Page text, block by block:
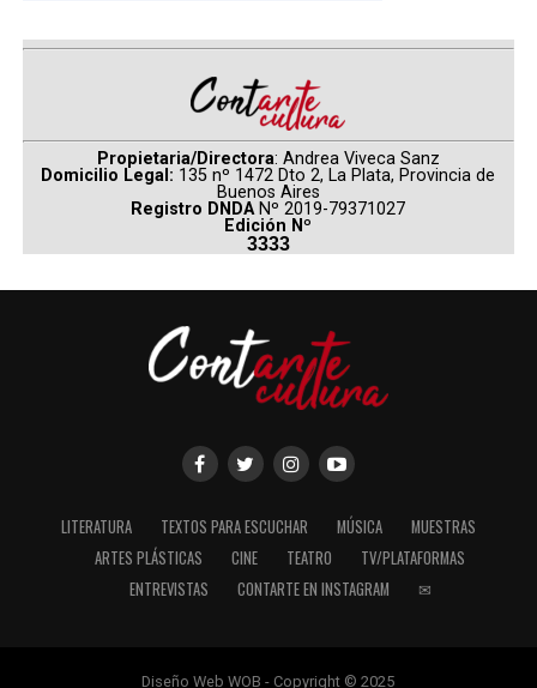
Propietaria/Directora: Andrea Viveca Sanz
Domicilio Legal: 135 nº 1472 Dto 2, La Plata, Provincia de
Buenos Aires
Registro DNDA Nº 2019-79371027
Edición Nº
3333
LITERATURA TEXTOS PARA ESCUCHAR MÚSICA
MUESTRAS
ARTES PLÁSTICAS
CINE TEATRO
TV/PLATAFORMAS
ENTREVISTAS
CONTARTE EN INSTAGRAM ✉
Diseño Web WOB - Copyright © 2025